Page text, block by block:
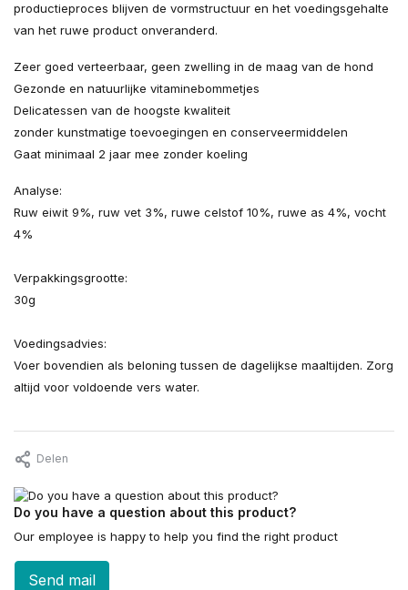
productieproces blijven de vormstructuur en het voedingsgehalte
van het ruwe product onveranderd.
Zeer goed verteerbaar, geen zwelling in de maag van de hond
Gezonde en natuurlijke vitaminebommetjes
Delicatessen van de hoogste kwaliteit
zonder kunstmatige toevoegingen en conserveermiddelen
Gaat minimaal 2 jaar mee zonder koeling
Analyse:
Ruw eiwit 9%, ruw vet 3%, ruwe celstof 10%, ruwe as 4%, vocht
4%
Verpakkingsgrootte:
30g
Voedingsadvies:
Voer bovendien als beloning tussen de dagelijkse maaltijden. Zorg
altijd voor voldoende vers water.
Delen
Do you have a question about this product?
Our employee is happy to help you find the right product
Send mail